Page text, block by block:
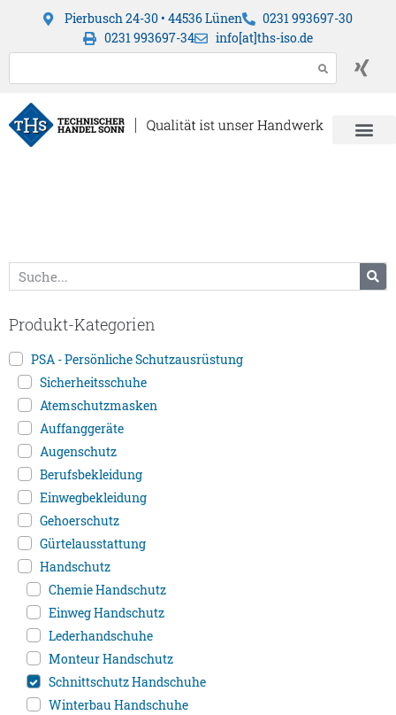
Pierbusch 24-30 • 44536 Lünen
0231 993697-30
0231 993697-34
info[at]ths-iso.de
Produkt-Kategorien
PSA - Persönliche Schutzausrüstung
Sicherheitsschuhe
Atemschutzmasken
Auffanggeräte
Augenschutz
Berufsbekleidung
Einwegbekleidung
Gehoerschutz
Gürtelausstattung
Handschutz
Chemie Handschutz
Einweg Handschutz
Lederhandschuhe
Monteur Handschutz
Schnittschutz Handschuhe
Winterbau Handschuhe